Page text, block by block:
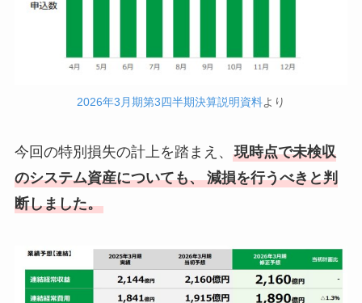
2026年3月期第3四半期決算説明資料より
今回の特別損失の計上を踏まえ、 現時点で未検収
のシステム資産についても、 減損を行うべきと判
断しました。